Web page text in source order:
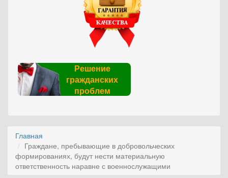
Решение
гражданских
проблем
Главная
Граждане, пребывающие в добровольческих
формированиях, будут нести материальную
ответственность наравне с военнослужащими